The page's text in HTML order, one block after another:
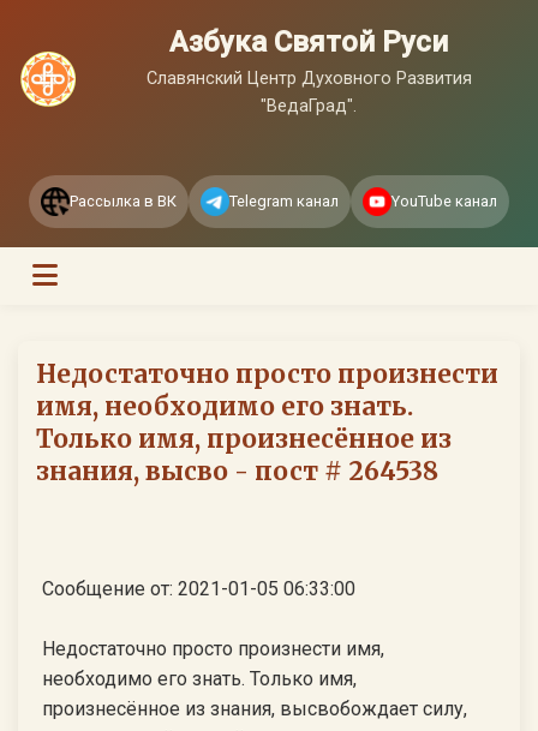
Азбука Святой Руси
Славянский Центр Духовного Развития
"ВедаГрад".
Рассылка в ВК Telegram канал YouTube канал
Недостаточно просто произнести
имя, необходимо его знать.
Только имя, произнесённое из
знания, высво - пост # 264538
Сообщение от: 2021-01-05 06:33:00
Недостаточно просто произнести имя,
необходимо его знать. Только имя,
произнесённое из знания, высвобождает силу,